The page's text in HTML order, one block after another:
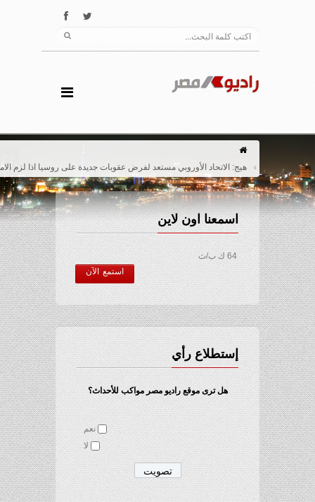
هيج: الاتحاد الأوروبي مستعد لفرض عقوبات جديدة على روسيا اذا لزم الامر
اسمعنا اون لاين
64 ك ب/ث
استمع الآن
إستطلاع رأي
هل ترى موقع راديو مصر مواكب للأحداث؟
نعم